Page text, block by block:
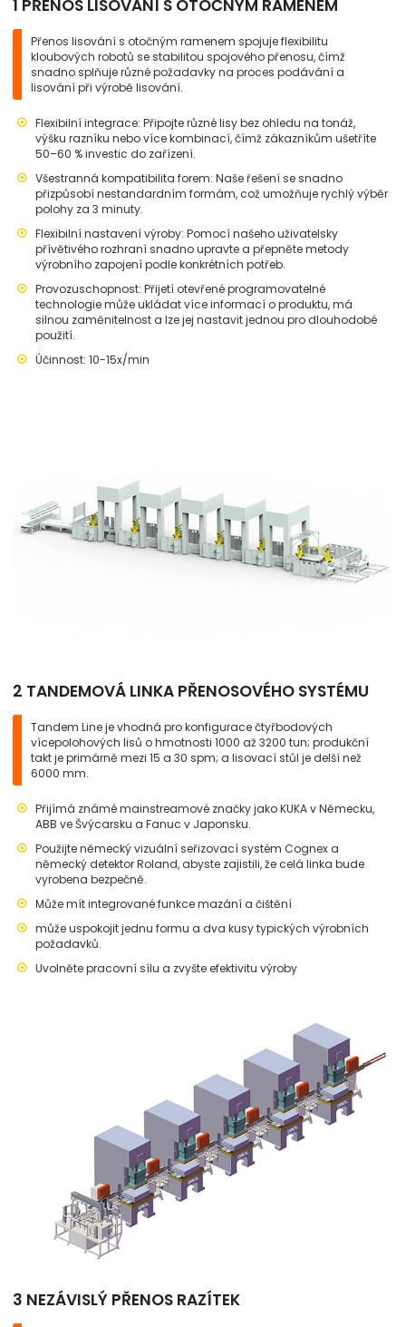
1 PŘENOS LISOVÁNÍ S OTOČNÝM RAMENEM
Přenos lisování s otočným ramenem spojuje flexibilitu
kloubových robotů se stabilitou spojového přenosu, čímž
snadno splňuje různé požadavky na proces podávání a
lisování při výrobě lisování.
Flexibilní integrace: Připojte různé lisy bez ohledu na tonáž,
výšku razníku nebo více kombinací, čímž zákazníkům ušetříte
50–60 % investic do zařízení.
Všestranná kompatibilita forem: Naše řešení se snadno
přizpůsobí nestandardním formám, což umožňuje rychlý výběr
polohy za 3 minuty.
Flexibilní nastavení výroby: Pomocí našeho uživatelsky
přívětivého rozhraní snadno upravte a přepněte metody
výrobního zapojení podle konkrétních potřeb.
Provozuschopnost: Přijetí otevřené programovatelné
technologie může ukládat více informací o produktu, má
silnou zaměnitelnost a lze jej nastavit jednou pro dlouhodobé
použití.
Účinnost: 10-15x/min
2 TANDEMOVÁ LINKA PŘENOSOVÉHO SYSTÉMU
Tandem Line je vhodná pro konfigurace čtyřbodových
vícepolohových lisů o hmotnosti 1000 až 3200 tun; produkční
takt je primárně mezi 15 a 30 spm; a lisovací stůl je delší než
6000 mm.
Přijímá známé mainstreamové značky jako KUKA v Německu,
ABB ve Švýcarsku a Fanuc v Japonsku.
Použijte německý vizuální seřizovací systém Cognex a
německý detektor Roland, abyste zajistili, že celá linka bude
vyrobena bezpečně.
Může mít integrované funkce mazání a čištění
může uspokojit jednu formu a dva kusy typických výrobních
požadavků.
Uvolněte pracovní sílu a zvyšte efektivitu výroby
3 NEZÁVISLÝ PŘENOS RAZÍTEK